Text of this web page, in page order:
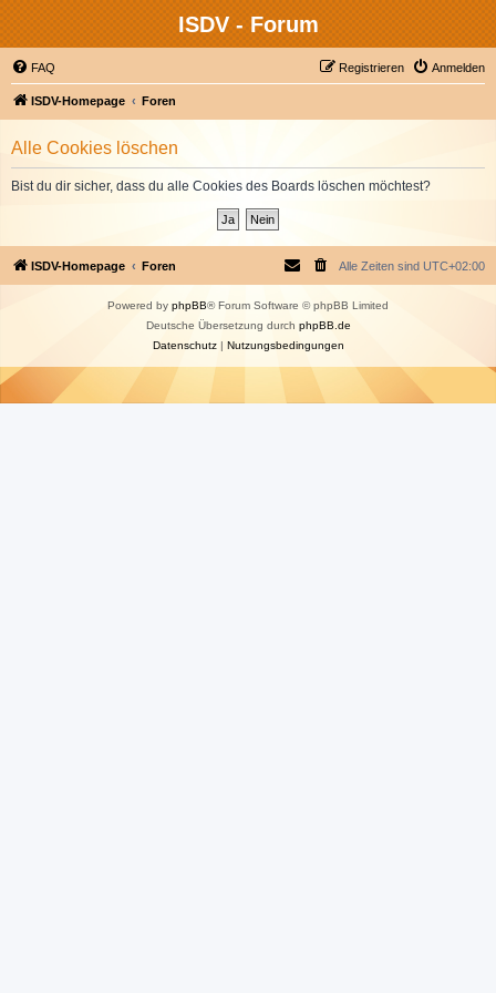
ISDV - Forum
FAQ Anmelden
Registrieren
ISDV-Homepage Foren
Alle Cookies löschen
Bist du dir sicher, dass du alle Cookies des Boards löschen möchtest?
ISDV-Homepage Foren Alle Zeiten sind UTC+02:00
Powered by phpBB® Forum Software © phpBB Limited
Deutsche Übersetzung durch phpBB.de
Datenschutz| Nutzungsbedingungen